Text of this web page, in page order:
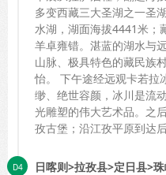
多变西藏三大圣湖之一圣
水湖，湖面海拔4441米；
羊卓雍错。湛蓝的湖水与
山脉、极具特色的藏民族
怡。 下午途经远观卡若拉
缈、绝世容颜，冰川是流
光雕塑的伟大艺术品。之
孜古堡；沿江孜平原到达
日喀则>拉孜县>定日县>